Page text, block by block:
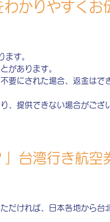
かりやすくお
ます。
があります。
要にされた場合、返金はで
、提供できない場合がござ
」台湾行き航空
だければ、日本各地から台